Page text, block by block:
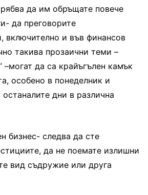
да им обръщате повече
да преговорите
включително и във финансов
такива прозаични теми –
–могат да са крайъгълен камък
особено в понеделник и
дни в различна
бизнес- следва да сте
да не поемате излишни
вид съдружие или друга